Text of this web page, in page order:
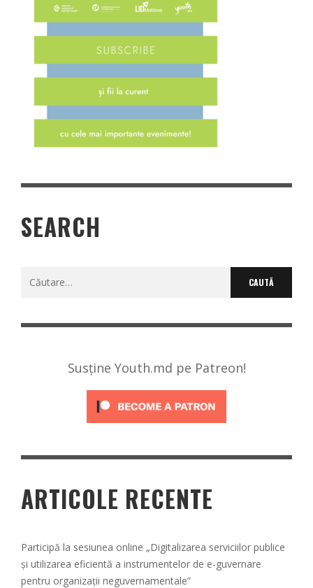
SEARCH
Caută
Susține Youth.md pe Patreon!
ARTICOLE RECENTE
Participă la sesiunea online „Digitalizarea serviciilor publice
și utilizarea eficientă a instrumentelor de e-guvernare
pentru organizații neguvernamentale”